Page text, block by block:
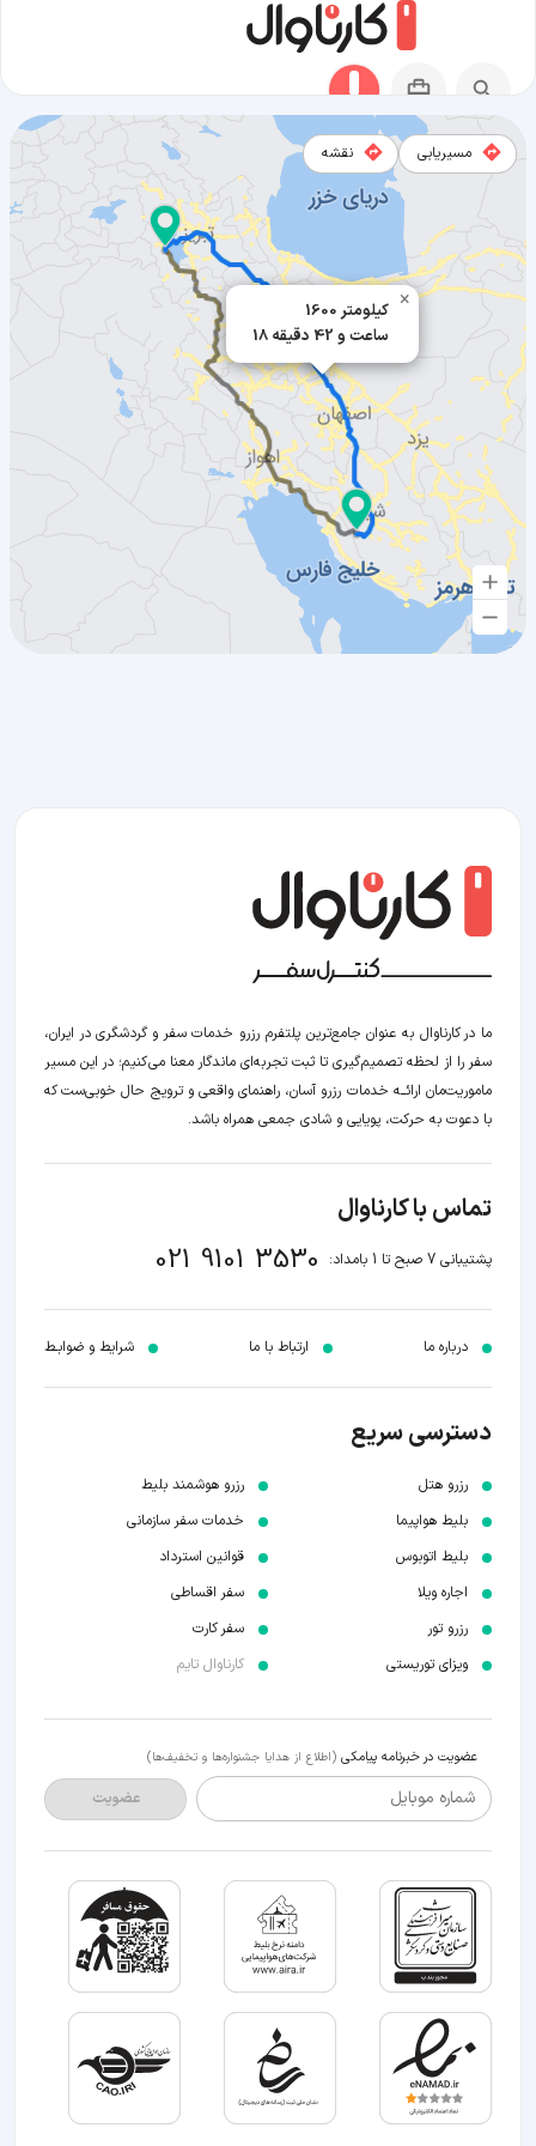
1600 کیلومتر
18 ساعت و 42 دقیقه
×
مسیریابی نقشه
مسیر فراشبند به ارومیه
ما در کارناوال به عنوان جامع‌ترین پلتفرم رزرو خدمات سفر و گردشگری در ایران،
سفر را از لحظه‌ تصمیم‌گیری تا ثبت تجربه‌ای ماندگار معنا می‌کنیم؛ در این مسیر‍
ماموریت‌مان اراﺋــﻪ خدمات رزرو آسان، راهنمای واقعی و ترویج حال خوبی‌ست که
با دعوت به حرکت، پویایی و شادی جمعی همراه باشد.
تماس با کارناوال
پشتیبانی 7 صبح تا 1 بامداد: 021 9101 3530
درباره ما ارتباط با ما شرایط و ضوابـط
دسترسی سریع
رزرو هتل
بلیط هواپیما
بلیط اتوبوس
اجاره ویلا
رزرو تور
ویزای توریستی
رزرو هوشمند بلیط
خدمات سفر سازمانی
قوانین استرداد
سفر اقساطی
سفر کارت
کارناوال تایم
عضویت در خبرنامه پیامکی (اطلاع از هدایا جشنواره‌ها و تخفیف‌ها)
شماره موبایل عضویت